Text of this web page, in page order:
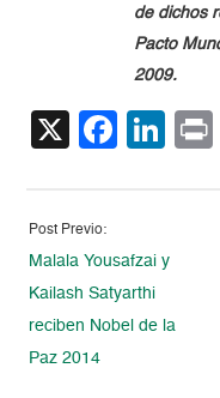
de dichos
Pacto
2009.
X
Post Previo:
Malala Yousafzai y
Kailash Satyarthi
reciben Nobel de la
Paz 2014